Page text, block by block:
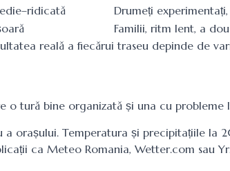
Drumeți
Familii, ritm lent, a
reală a fiecărui traseu depinde de
o tură bine organizată și una cu probleme
a orașului. Temperatura și precipitațiile
ca Meteo Romania, Wetter.com sau